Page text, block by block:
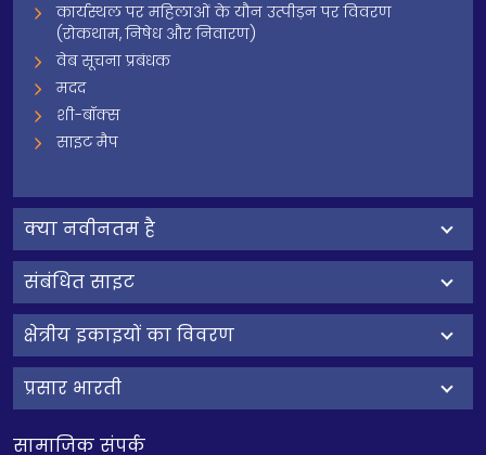
कार्यस्थल पर महिलाओं के यौन उत्पीड़न पर विवरण
(रोकथाम, निषेध और निवारण)
वेब सूचना प्रबंधक
मदद
शी-बॉक्स
साइट मैप
क्‍या नवीनतम है
संबंधित साइट
क्षेत्रीय इकाइयों का विवरण
प्रसार भारती
सामाजिक संपर्क